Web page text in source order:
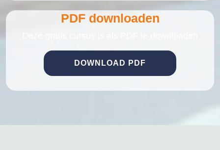
PDF downloaden
DOWNLOAD PDF